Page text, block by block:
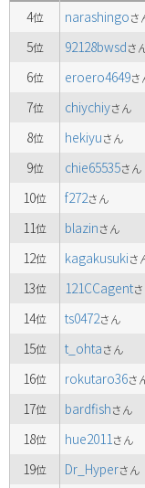
4位 narashingoさ
5位 92128bwsdさ
6位 eroero4649さ
7位 chiychiyさん
8位 hekiyuさん
9位 chie65535さん
10位 f272さん
11位 blazinさん
12位 kagakusukiさ
13位 121CCagent
14位 ts0472さん
15位 t_ohtaさん
16位 rokutaro36さ
17位 bardfishさん
18位 hue2011さん
19位 Dr_Hyperさん